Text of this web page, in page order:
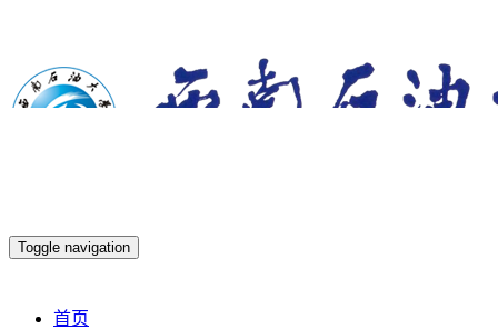
Toggle navigation
首页